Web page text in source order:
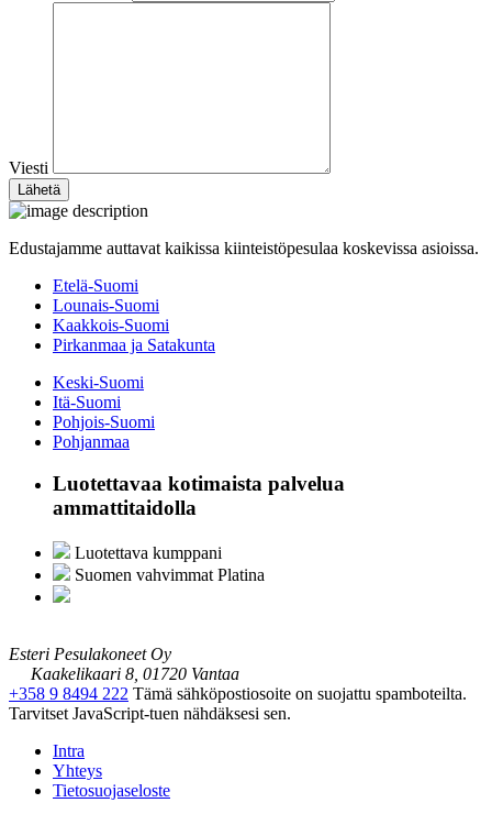
Viesti
Edustajamme auttavat kaikissa kiinteistöpesulaa koskevissa asioissa.
Etelä-Suomi
Lounais-Suomi
Kaakkois-Suomi
Pirkanmaa ja Satakunta
Keski-Suomi
Itä-Suomi
Pohjois-Suomi
Pohjanmaa
Luotettavaa kotimaista palvelua
ammattitaidolla
Luotettava kumppani
Suomen vahvimmat Platina
Esteri Pesulakoneet Oy
Kaakelikaari 8, 01720 Vantaa
+358 9 8494 222 Tämä sähköpostiosoite on suojattu spamboteilta.
Tarvitset JavaScript-tuen nähdäksesi sen.
Intra
Yhteys
Tietosuojaseloste